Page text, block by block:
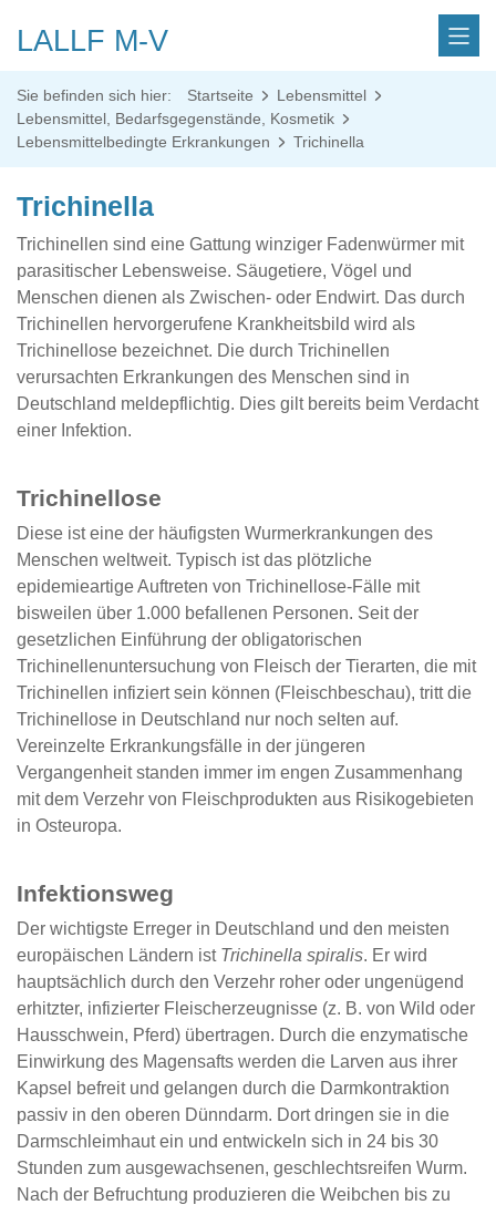
LALLF M-V
Sie befinden sich hier: Startseite
Lebensmittel
Lebensmittel, Bedarfsgegenstände, Kosmetik
Lebensmittelbedingte Erkrankungen
Trichinella
Trichinella
Trichinellen sind eine Gattung winziger Fadenwürmer mit
parasitischer Lebensweise. Säugetiere, Vögel und
Menschen dienen als Zwischen- oder Endwirt. Das durch
Trichinellen hervorgerufene Krankheitsbild wird als
Trichinellose bezeichnet. Die durch Trichinellen
verursachten Erkrankungen des Menschen sind in
Deutschland meldepflichtig. Dies gilt bereits beim Verdacht
einer Infektion.
Trichinellose
Diese ist eine der häufigsten Wurmerkrankungen des
Menschen weltweit. Typisch ist das plötzliche
epidemieartige Auftreten von Trichinellose-Fälle mit
bisweilen über 1.000 befallenen Personen. Seit der
gesetzlichen Einführung der obligatorischen
Trichinellenuntersuchung von Fleisch der Tierarten, die mit
Trichinellen infiziert sein können (Fleischbeschau), tritt die
Trichinellose in Deutschland nur noch selten auf.
Vereinzelte Erkrankungsfälle in der jüngeren
Vergangenheit standen immer im engen Zusammenhang
mit dem Verzehr von Fleischprodukten aus Risikogebieten
in Osteuropa.
Infektionsweg
Der wichtigste Erreger in Deutschland und den meisten
europäischen Ländern ist Trichinella spiralis. Er wird
hauptsächlich durch den Verzehr roher oder ungenügend
erhitzter, infizierter Fleischerzeugnisse (z. B. von Wild oder
Hausschwein, Pferd) übertragen. Durch die enzymatische
Einwirkung des Magensafts werden die Larven aus ihrer
Kapsel befreit und gelangen durch die Darmkontraktion
passiv in den oberen Dünndarm. Dort dringen sie in die
Darmschleimhaut ein und entwickeln sich in 24 bis 30
Stunden zum ausgewachsenen, geschlechtsreifen Wurm.
Nach der Befruchtung produzieren die Weibchen bis zu